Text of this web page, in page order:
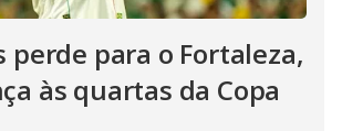
perde para o Fortaleza,
às quartas da Copa